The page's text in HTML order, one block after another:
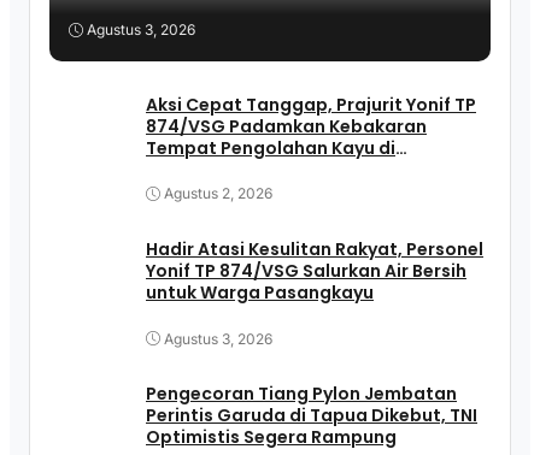
Agustus 3, 2026
Aksi Cepat Tanggap, Prajurit Yonif TP
874/VSG Padamkan Kebakaran
Tempat Pengolahan Kayu di
Agustus 2, 2026
Hadir Atasi Kesulitan Rakyat, Personel
Yonif TP 874/VSG Salurkan Air Bersih
untuk Warga Pasangkayu
Agustus 3, 2026
Pengecoran Tiang Pylon Jembatan
Perintis Garuda di Tapua Dikebut, TNI
Optimistis Segera Rampung